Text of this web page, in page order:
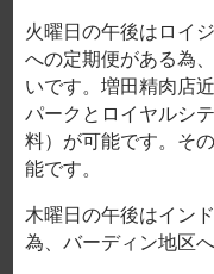
Home / CHICKEN
Chicken
XƯƠNG
サイズ（g）
火曜日の午後はロイ
への定期便がある為
いです。増田精肉店
パークとロイヤルシ
料）が可能です。そ
能です。
木曜日の午後はイン
為、バーディン地区